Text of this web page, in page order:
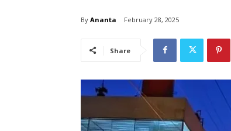
By Ananta February 28, 2025
Share